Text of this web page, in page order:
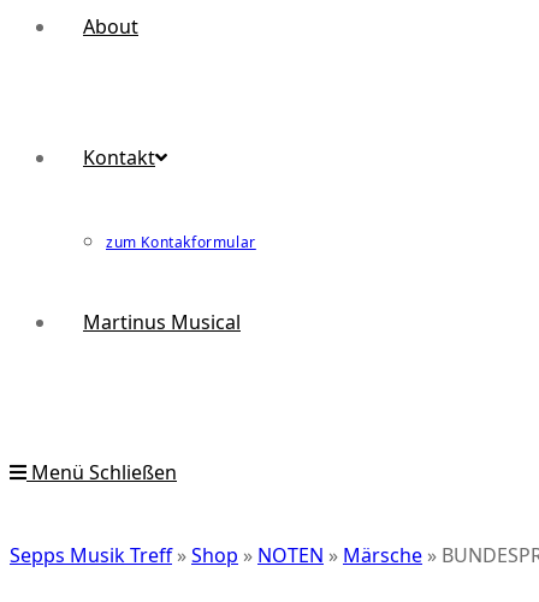
About
Kontakt
zum Kontakformular
Martinus Musical
Menü Schließen
Sepps Musik Treff»Shop » NOTEN » Märsche »